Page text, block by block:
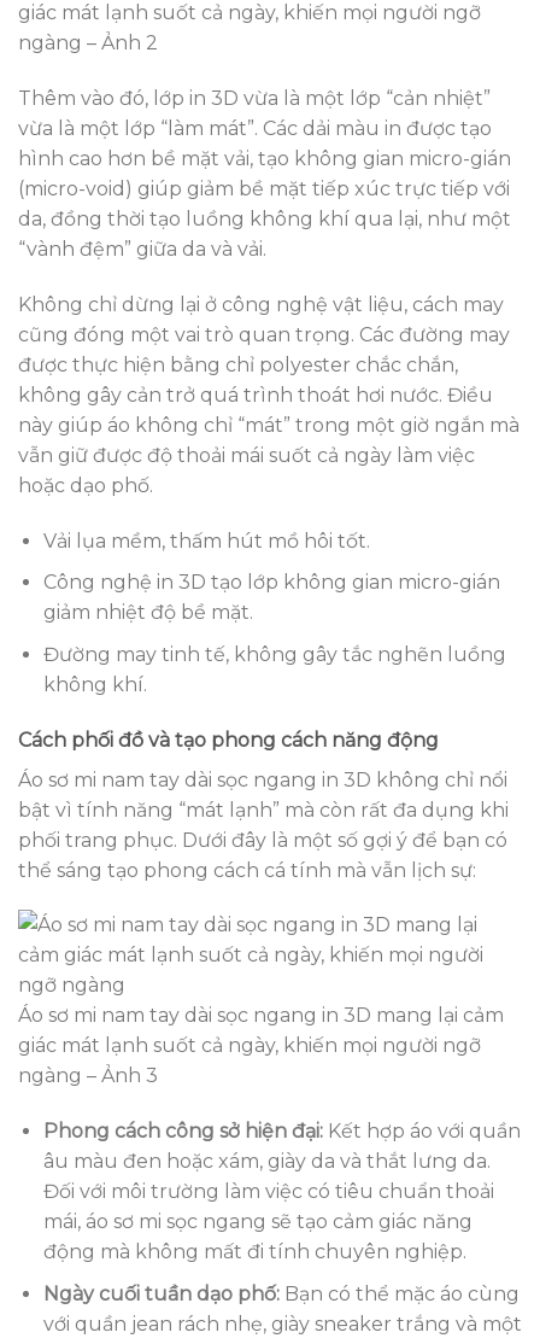
giác mát lạnh suốt cả ngày, khiến mọi người ngỡ
ngàng – Ảnh 2
Thêm vào đó, lớp in 3D vừa là một lớp “cản nhiệt”
vừa là một lớp “làm mát”. Các dải màu in được tạo
hình cao hơn bề mặt vải, tạo không gian micro-gián
(micro-void) giúp giảm bề mặt tiếp xúc trực tiếp với
da, đồng thời tạo luồng không khí qua lại, như một
“vành đệm” giữa da và vải.
Không chỉ dừng lại ở công nghệ vật liệu, cách may
cũng đóng một vai trò quan trọng. Các đường may
được thực hiện bằng chỉ polyester chắc chắn,
không gây cản trở quá trình thoát hơi nước. Điều
này giúp áo không chỉ “mát” trong một giờ ngắn mà
vẫn giữ được độ thoải mái suốt cả ngày làm việc
hoặc dạo phố.
Vải lụa mềm, thấm hút mồ hôi tốt.
Công nghệ in 3D tạo lớp không gian micro-gián
giảm nhiệt độ bề mặt.
Đường may tinh tế, không gây tắc nghẽn luồng
không khí.
Cách phối đồ và tạo phong cách năng động
Áo sơ mi nam tay dài sọc ngang in 3D không chỉ nổi
bật vì tính năng “mát lạnh” mà còn rất đa dụng khi
phối trang phục. Dưới đây là một số gợi ý để bạn có
thể sáng tạo phong cách cá tính mà vẫn lịch sự:
Áo sơ mi nam tay dài sọc ngang in 3D mang lại cảm
giác mát lạnh suốt cả ngày, khiến mọi người ngỡ
ngàng – Ảnh 3
Phong cách công sở hiện đại:Kết hợp áo với quần
âu màu đen hoặc xám, giày da và thắt lưng da.
Đối với môi trường làm việc có tiêu chuẩn thoải
mái, áo sơ mi sọc ngang sẽ tạo cảm giác năng
động mà không mất đi tính chuyên nghiệp.
Ngày cuối tuần dạo phố:Bạn có thể mặc áo cùng
với quần jean rách nhẹ, giày sneaker trắng và một